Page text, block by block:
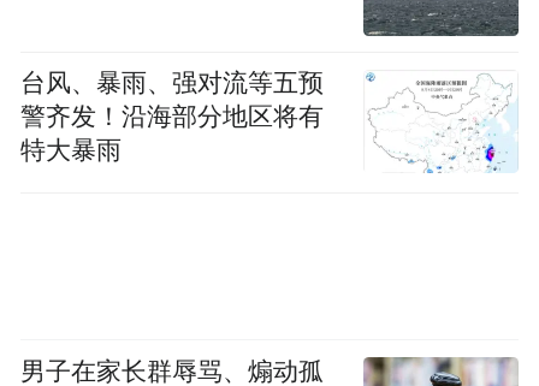
台风、暴雨、强对流等五预
警齐发！沿海部分地区将有
特大暴雨
男子在家长群辱骂、煽动孤